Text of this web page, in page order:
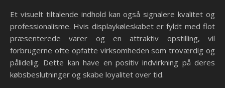
Et visuelt tiltalende indhold kan også signalere kvalitet og
professionalisme. Hvis displaykøleskabet er fyldt med flot
præsenterede varer og en attraktiv opstilling, vil
forbrugerne ofte opfatte virksomheden som troværdig og
pålidelig. Dette kan have en positiv indvirkning på deres
købsbeslutninger og skabe loyalitet over tid.